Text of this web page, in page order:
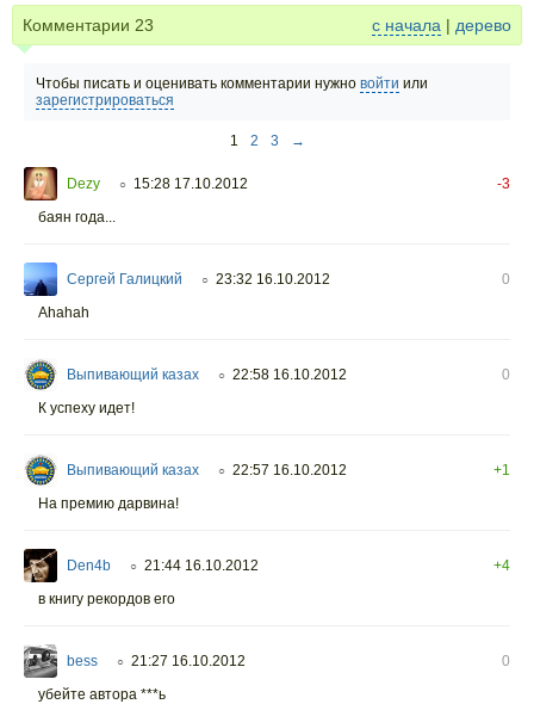
Комментарии 23 с начала | дерево
Чтобы писать и оценивать комментарии нужно войти или
зарегистрироваться
1 2 3 →
Dezy ○ 15:28 17.10.2012
-3
баян года...
Сергей Галицкий ○ 23:32 16.10.2012
0
Ahahah
Выпивающий казах ○ 22:58 16.10.2012
0
К успеху идет!
Выпивающий казах ○ 22:57 16.10.2012
+1
На премию дарвина!
Den4b ○ 21:44 16.10.2012
+4
в книгу рекордов его
bess ○ 21:27 16.10.2012
0
убейте автора ***ь